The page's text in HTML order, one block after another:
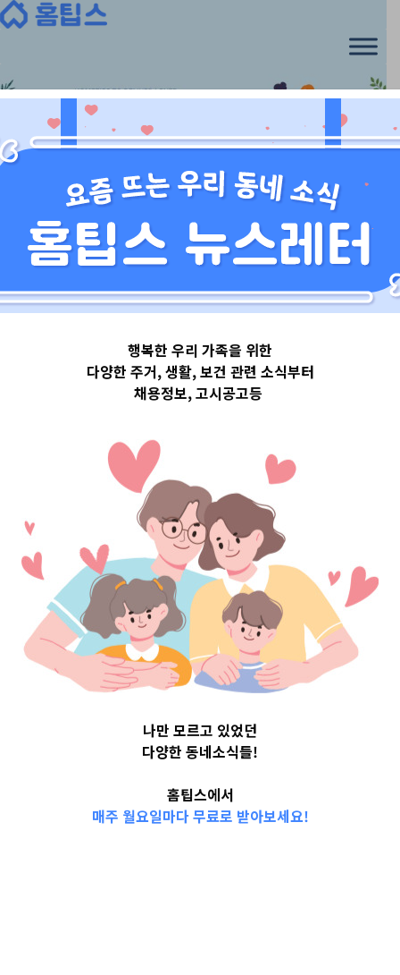
Skip
경기도
경기도시흥시
Top 3 및 주간 소
식 – 20230802
2023-08-02
readybaby-admin
행복한 우리 가족을 위한
다양한 주거, 생활, 보건 관련 소식부터
채용정보, 고시공고등
나만 모르고 있었던
다양한 동네소식들!
홈팁스에서
매주 월요일마다 무료로 받아보세요!